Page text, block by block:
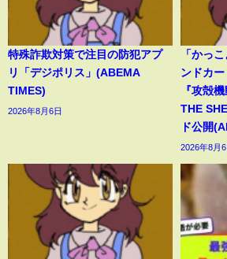
特殊詐欺対策で注目の防犯アプ
リ「デジポリス」(ABEMA
TIMES)
2026年8月6日
「かっ
ンドカ
『攻殻
THE
ド公開
2026年8月6